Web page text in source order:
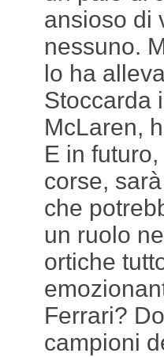
ansioso di
nessuno.
lo ha
Stoccarda
McLaren,
E in
corse,
che
un ruolo
ortiche
Ferrari?
campioni